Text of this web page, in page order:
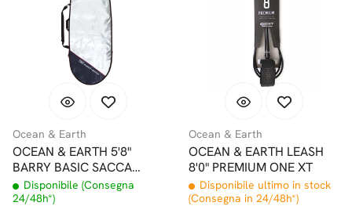
Ocean & Earth
OCEAN & EARTH 5'8"
BARRY BASIC SACCA
SHORTBOARD
Disponibile (Consegna
24/48h*)
Ocean & Earth
OCEAN & EARTH LEASH
8'0" PREMIUM ONE XT
Disponibile ultimo in stock
(Consegna in 24/48h*)